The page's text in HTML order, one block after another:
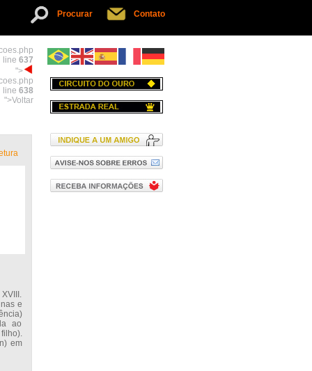
Procurar Contato
line 637
">
line 638
">Voltar
e
ao
em